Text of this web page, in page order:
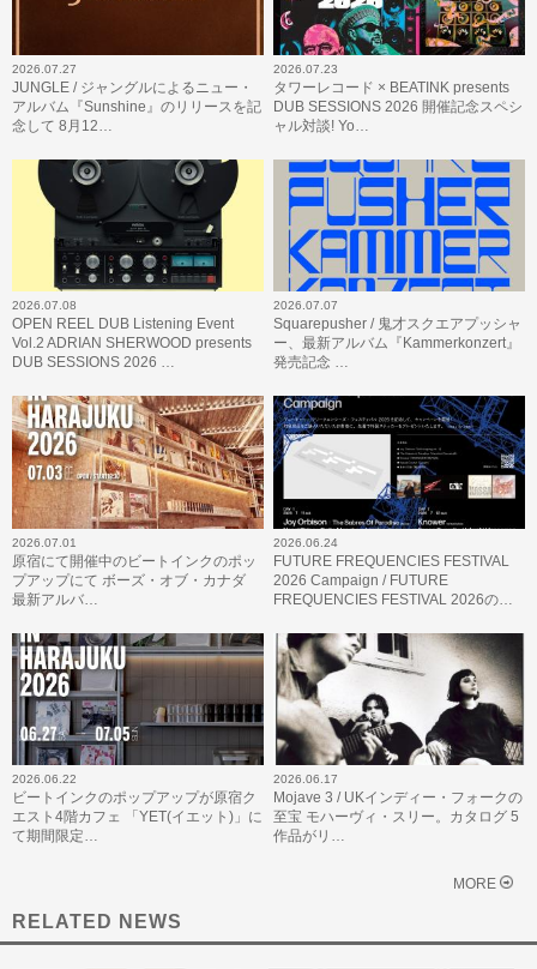
2026.07.27
JUNGLE / ジャングルによるニュー・
アルバム『Sunshine』のリリースを記
念して 8月12…
2026.07.23
タワーレコード × BEATINK presents
DUB SESSIONS 2026 開催記念スペシ
ャル対談! Yo…
2026.07.08
OPEN REEL DUB Listening Event
Vol.2 ADRIAN SHERWOOD presents
DUB SESSIONS 2026 …
2026.07.07
Squarepusher / 鬼才スクエアプッシャ
ー、最新アルバム『Kammerkonzert』
発売記念 …
2026.07.01
原宿にて開催中のビートインクのポッ
プアップにて ボーズ・オブ・カナダ
最新アルバ…
2026.06.24
FUTURE FREQUENCIES FESTIVAL
2026 Campaign / FUTURE
FREQUENCIES FESTIVAL 2026の…
2026.06.22
ビートインクのポップアップが原宿ク
エスト4階カフェ 「YET(イエット)」に
て期間限定…
2026.06.17
Mojave 3 / UKインディー・フォークの
至宝 モハーヴィ・スリー。カタログ 5
作品がリ…
MORE
RELATED NEWS